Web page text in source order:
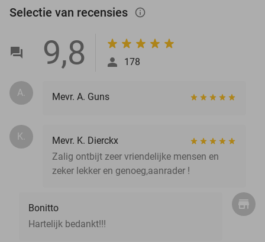
Selectie van recensies info_outlined
9,8 178
A. Mevr. A. Guns
K.
Mevr. K. Dierckx
Zalig ontbijt zeer vriendelijke mensen en
zeker lekker en genoeg,aanrader !
Bonitto
Hartelijk bedankt!!!